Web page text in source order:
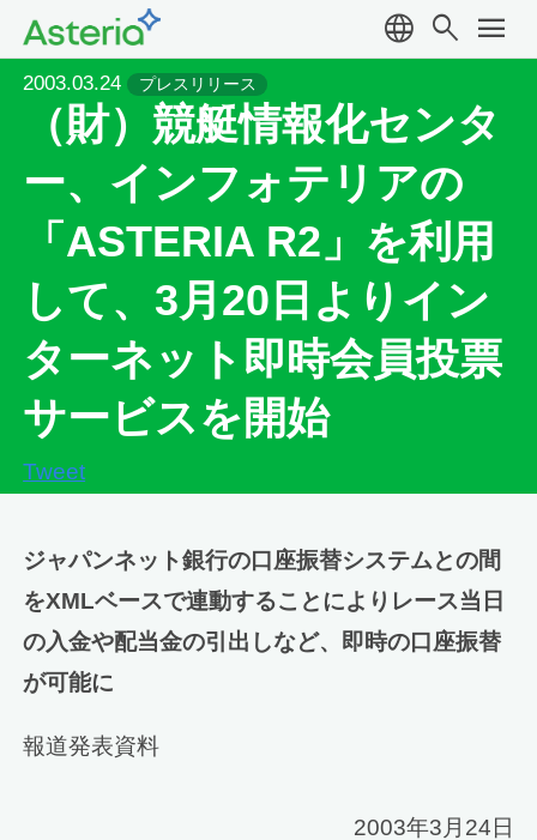
language search menu
2003.03.24 プレスリリース
（財）競艇情報化センタ
ー、インフォテリアの
「ASTERIA R2」を利用
して、3月20日よりイン
ターネット即時会員投票
サービスを開始
Tweet
ジャパンネット銀行の口座振替システムとの間
をXMLベースで連動することによりレース当日
の入金や配当金の引出しなど、即時の口座振替
が可能に
報道発表資料
2003年3月24日